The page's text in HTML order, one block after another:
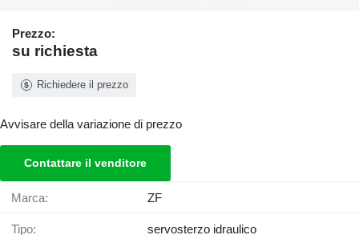
Prezzo:
su richiesta
Richiedere il prezzo
Avvisare della variazione di prezzo
Contattare il venditore
Marca: ZF
Tipo: servosterzo idraulico